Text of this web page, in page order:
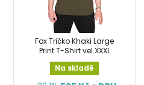
Fox Tričko Khaki Large
Print T-Shirt vel.XXXL
Na skladě